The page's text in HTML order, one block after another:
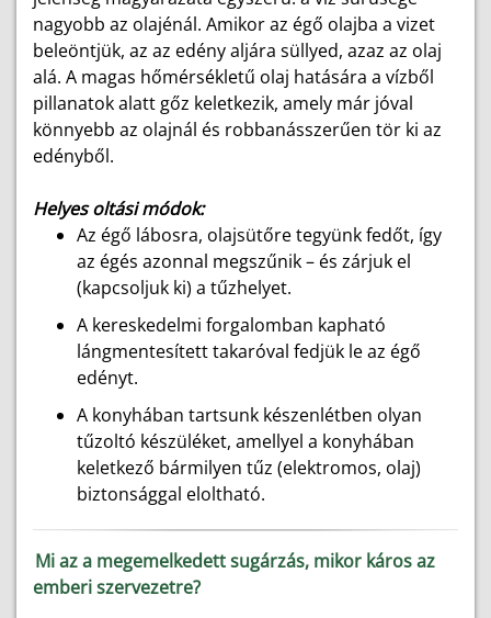
nagyobb az olajénál. Amikor az égő olajba a vizet
beleöntjük, az az edény aljára süllyed, azaz az olaj
alá. A magas hőmérsékletű olaj hatására a vízből
pillanatok alatt gőz keletkezik, amely már jóval
könnyebb az olajnál és robbanásszerűen tör ki az
edényből.
Helyes oltási módok:
Az égő lábosra, olajsütőre tegyünk fedőt, így
az égés azonnal megszűnik – és zárjuk el
(kapcsoljuk ki) a tűzhelyet.
A kereskedelmi forgalomban kapható
lángmentesített takaróval fedjük le az égő
edényt.
A konyhában tartsunk készenlétben olyan
tűzoltó készüléket, amellyel a konyhában
keletkező bármilyen tűz (elektromos, olaj)
biztonsággal eloltható.
Mi az a megemelkedett sugárzás, mikor káros az
emberi szervezetre?